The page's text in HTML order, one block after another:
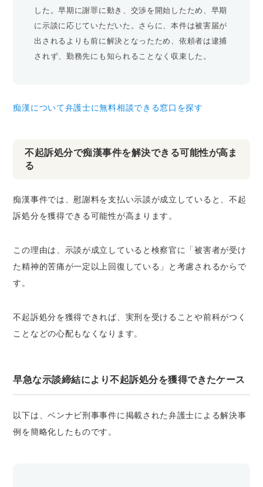
した。早期に謝罪に動き、交渉を開始したため、早期
に示談に応じていただいた。さらに、本件は被害届が
出されるよりも前に解決となったため、依頼者は逮捕
されず、勤務先にも知られることなく収束した。
痴漢について弁護士に無料相談できる窓口を探す
不起訴処分で痴漢事件を解決できる可能性が高ま
る
痴漢事件では、慰謝料を支払い示談が成立していると、不起
訴処分を獲得できる可能性が高まります。
この理由は、示談が成立していると検察官に「被害者が受け
た精神的苦痛が一定以上回復している」と考慮されるからで
す。
不起訴処分を獲得できれば、実刑を受けることや前科がつく
ことなどの心配もなくなります。
早急な示談締結により不起訴処分を獲得できたケース
以下は、ベンナビ刑事事件に掲載された弁護士による解決事
例を簡略化したものです。